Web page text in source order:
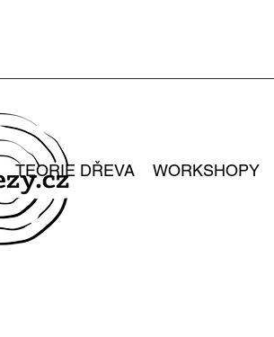
TEORIE DŘEVA WORKSHOPY